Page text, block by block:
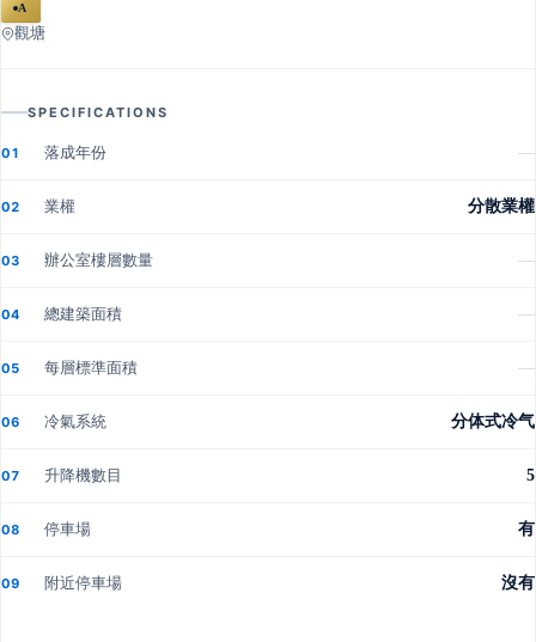
A
觀塘
SPECIFICATIONS
01 落成年份 —
02 業權 分散業權
03 辦公室樓層數量 —
04 總建築面積 —
05 每層標準面積 —
06 冷氣系統 分体式冷气
07 升降機數目 5
08 停車場 有
09 附近停車場 沒有